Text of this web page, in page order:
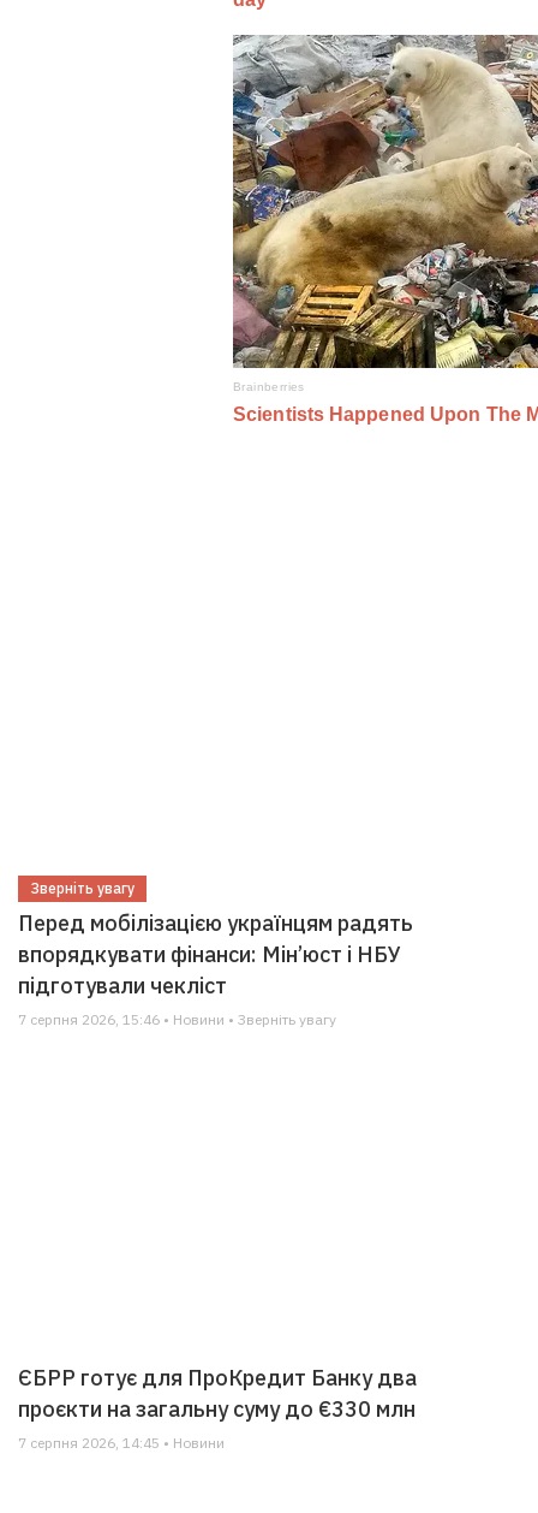
Зверніть увагу
Перед мобілізацією українцям радять
впорядкувати фінанси: Мін’юст і НБУ
підготували чекліст
7 серпня 2026, 15:46 • Новини • Зверніть увагу
ЄБРР готує для ПроКредит Банку два
проєкти на загальну суму до €330 млн
7 серпня 2026, 14:45 • Новини